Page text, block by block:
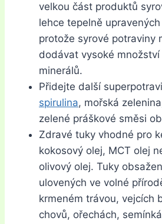
velkou část produktů
lehce tepelně
protože syrové potraviny
dodávat vysoké množství
minerálů.
Přidejte další
spirulina, mořská
zelené práškové směsi
Zdravé tuky vhodné pro
kokosový olej, MCT olej
olivový olej. Tuky
ulovených ve volné
krmeném trávou, vejcích
chovů, ořechách,